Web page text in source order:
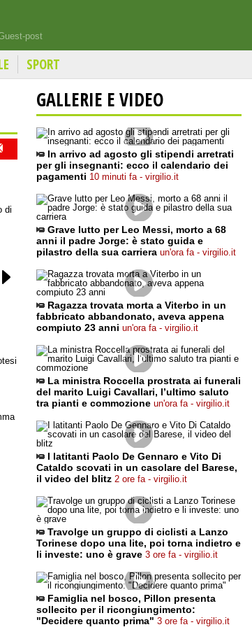
post
SPORT
di
GALLERIE E VIDEO
In arrivo ad agosto gli stipendi arretrati
per gli insegnanti: ecco il calendario dei
pagamenti 10 minuti fa - virgilio.it
Grave lutto per Leo Messi, morto a 68
anni il padre Jorge: è stato guida e
pilastro della sua carriera un'ora fa - virgilio.it
Ragazza trovata morta a Viterbo in un
fabbricato abbandonato, aveva appena
compiuto 23 anni un'ora fa - virgilio.it
La ministra Roccella prostrata ai funerali
del marito Luigi Cavallari, l’ultimo saluto
tra pianti e commozione un'ora fa - virgilio.it
I latitanti Paolo De Gennaro e Vito Di
Cataldo scovati in un casolare del Barese,
il video del blitz 2 ore fa - virgilio.it
Travolge un gruppo di ciclisti a Lanzo
Torinese dopo una lite, poi torna indietro e
li investe: uno è grave 3 ore fa - virgilio.it
Famiglia nel bosco, Pillon presenta
sollecito per il ricongiungimento:
"Decidere quanto prima" 3 ore fa - virgilio.it